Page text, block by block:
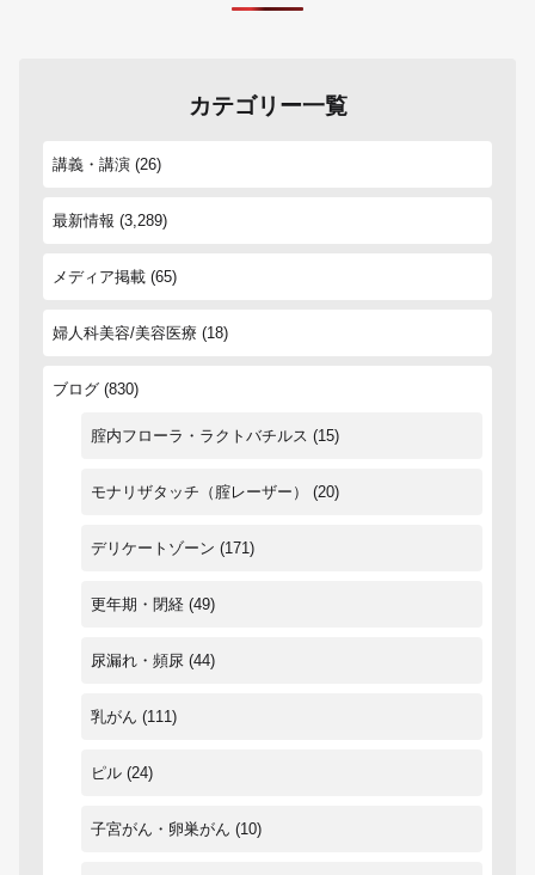
カテゴリー一覧
講義・講演 (26)
最新情報 (3,289)
メディア掲載 (65)
婦人科美容/美容医療 (18)
ブログ (830)
腟内フローラ・ラクトバチルス (15)
モナリザタッチ（腟レーザー） (20)
デリケートゾーン (171)
更年期・閉経 (49)
尿漏れ・頻尿 (44)
乳がん (111)
ピル (24)
子宮がん・卵巣がん (10)